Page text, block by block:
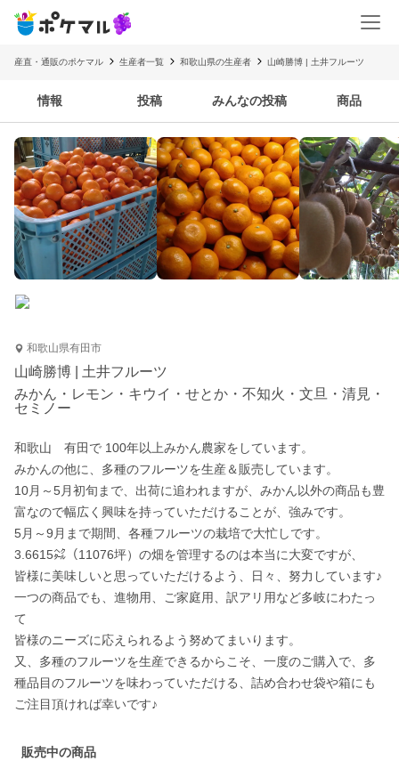
産直・通販のポケマル 生産者一覧 和歌山県の生産者 山崎勝博 | 土井フルーツ
情報 投稿 みんなの投稿 商品
和歌山県有田市
山崎勝博 | 土井フルーツ
みかん・レモン・キウイ・せとか・不知火・文旦・清見・
セミノー
和歌山　有田で 100年以上みかん農家をしています。
みかんの他に、多種のフルーツを生産＆販売しています。
10月～5月初旬まで、出荷に追われますが、みかん以外の商品も豊
富なので幅広く興味を持っていただけることが、強みです。
5月～9月まで期間、各種フルーツの栽培で大忙しです。
3.6615㌶（11076坪）の畑を管理するのは本当に大変ですが、
皆様に美味しいと思っていただけるよう、日々、努力しています♪
一つの商品でも、進物用、ご家庭用、訳アリ用など多岐にわたっ
て
皆様のニーズに応えられるよう努めてまいります。
又、多種のフルーツを生産できるからこそ、一度のご購入で、多
種品目のフルーツを味わっていただける、詰め合わせ袋や箱にも
ご注目頂ければ幸いです♪
販売中の商品